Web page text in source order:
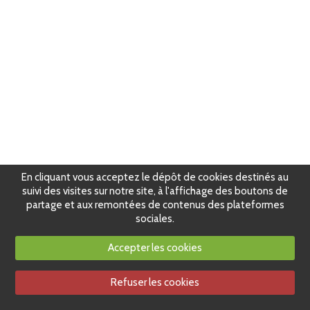
En cliquant vous acceptez le dépôt de cookies destinés au
suivi des visites sur notre site, à l'affichage des boutons de
partage et aux remontées de contenus des plateformes
sociales.
Accepter les cookies
Refuser les cookies